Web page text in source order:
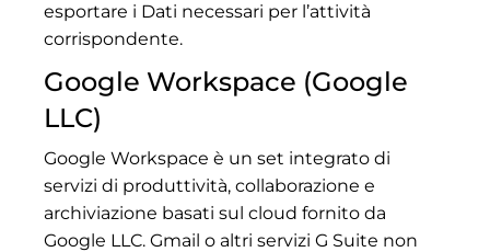
esportare i Dati necessari per l’attività
corrispondente.
Google Workspace (Google
LLC)
Google Workspace è un set integrato di
servizi di produttività, collaborazione e
archiviazione basati sul cloud fornito da
Google LLC. Gmail o altri servizi G Suite non